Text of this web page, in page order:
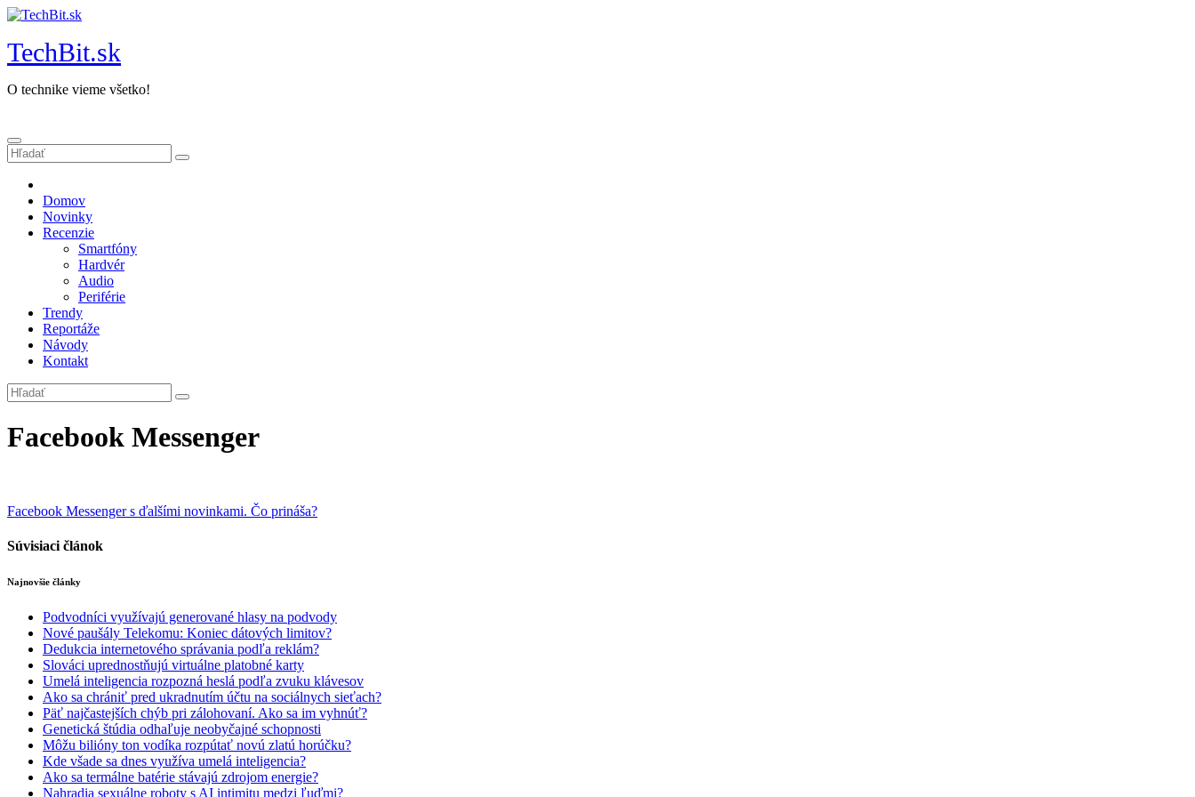
Prejsť
obsah
TechBit.sk
O technike vieme všetko!
Domov
Novinky
Recenzie
Smartfóny
Hardvér
Audio
Periférie
Trendy
Reportáže
Návody
Kontakt
Facebook Messenger
Navigácia
v
Facebook Messenger s ďalšími novinkami. Čo prináša?
Súvisiaci článok
Najnovšie články
Podvodníci využívajú generované hlasy na podvody
Nové paušály Telekomu: Koniec dátových limitov?
Dedukcia internetového správania podľa reklám?
Slováci uprednostňujú virtuálne platobné karty
Umelá inteligencia rozpozná heslá podľa zvuku klávesov
Ako sa chrániť pred ukradnutím účtu na sociálnych sieťach?
Päť najčastejších chýb pri zálohovaní. Ako sa im vyhnúť?
Genetická štúdia odhaľuje neobyčajné schopnosti
Môžu bilióny ton vodíka rozpútať novú zlatú horúčku?
Kde všade sa dnes využíva umelá inteligencia?
Ako sa termálne batérie stávajú zdrojom energie?
Nahradia sexuálne roboty s AI intimitu medzi ľuďmi?